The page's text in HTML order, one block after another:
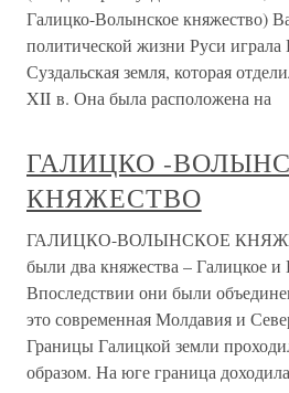
Галицко-Волынское княжество)
политической жизни Руси
Суздальская земля, которая
XII в. Она была расположена на
ГАЛИЦКО -
КНЯЖЕСТВО
ГАЛИЦКО-ВОЛЫНСКОЕ
были два княжества – Галицкое и
Впоследствии они были
это современная Молдавия и
Границы Галицкой земли
образом. На юге граница